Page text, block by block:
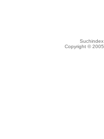
Copyright ©